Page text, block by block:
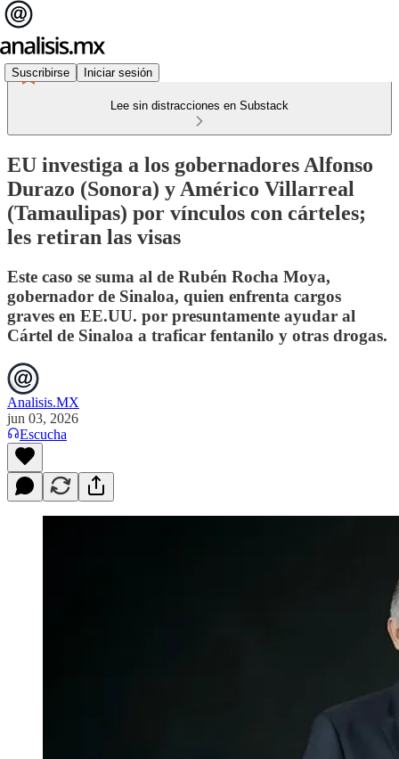
Suscribirse Iniciar sesión
Lee sin distracciones en Substack
EU investiga a los gobernadores Alfonso
Durazo (Sonora) y Américo Villarreal
(Tamaulipas) por vínculos con cárteles;
les retiran las visas
Este caso se suma al de Rubén Rocha Moya,
gobernador de Sinaloa, quien enfrenta cargos
graves en EE.UU. por presuntamente ayudar al
Cártel de Sinaloa a traficar fentanilo y otras drogas.
Analisis.MX
jun 03, 2026
Escucha